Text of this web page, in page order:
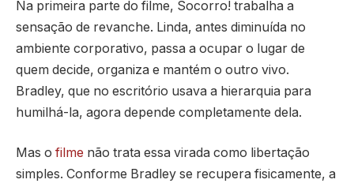
Na primeira parte do filme, Socorro! trabalha a
sensação de revanche. Linda, antes diminuída no
ambiente corporativo, passa a ocupar o lugar de
quem decide, organiza e mantém o outro vivo.
Bradley, que no escritório usava a hierarquia para
humilhá-la, agora depende completamente dela.
Mas o filme não trata essa virada como libertação
simples. Conforme Bradley se recupera fisicamente, a